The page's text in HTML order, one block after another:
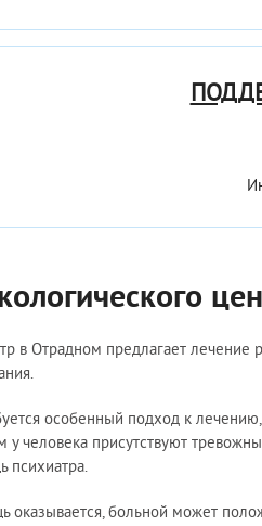
в Отрадном предлагает лечение
особенный подход к
у человека присутствуют
психиатра.
оказывается, больной может